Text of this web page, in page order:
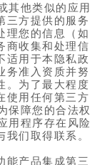
其他类似的应用
三方提供的服务
理您的信息（如
商收集和处理信
适用于本隐私政
务准入资质并努
。为了最大程度
使用任何第三方
保障您的合法权
用程序存在风险
们取得联系。
能产品集成第三